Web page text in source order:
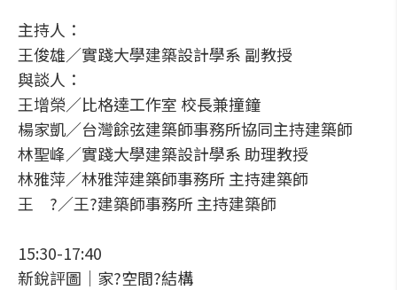
主持人：
王俊雄／實踐大學建築設計學系 副教授
與談人：
王增榮／比格達工作室 校長兼撞鐘
楊家凱／台灣餘弦建築師事務所協同主持建築師
林聖峰／實踐大學建築設計學系 助理教授
林雅萍／林雅萍建築師事務所 主持建築師
王 ?／王?建築師事務所 主持建築師
15:30-17:40
新銳評圖│家?空間?結構